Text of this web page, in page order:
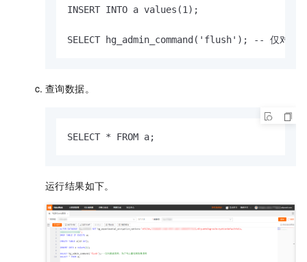
INSERT INTO a values(1);
SELECT hg_admin_command('flush'); -- 仅对测试
查询数据。
SELECT * FROM a;
运行结果如下。